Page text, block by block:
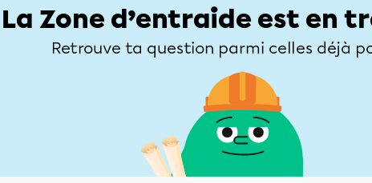
La Zone d’entraide est en
Retrouve ta question parmi celles déjà